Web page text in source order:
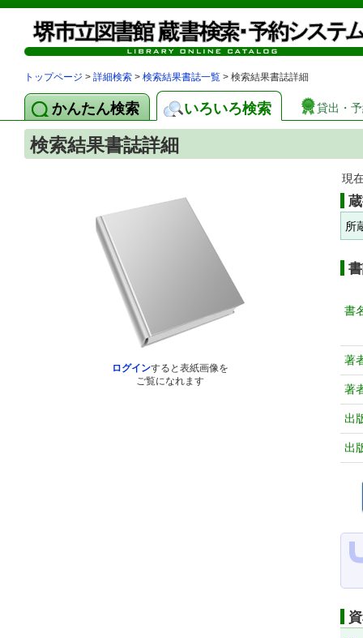
トップページ > 詳細検索 > 検索結果書誌一覧 > 検索結果書誌詳細
かんたん検索 いろいろ検索 貸出・
検索結果書誌詳細
ログインすると表紙画像を
ご覧になれます
現
所
書
著
著
出
出